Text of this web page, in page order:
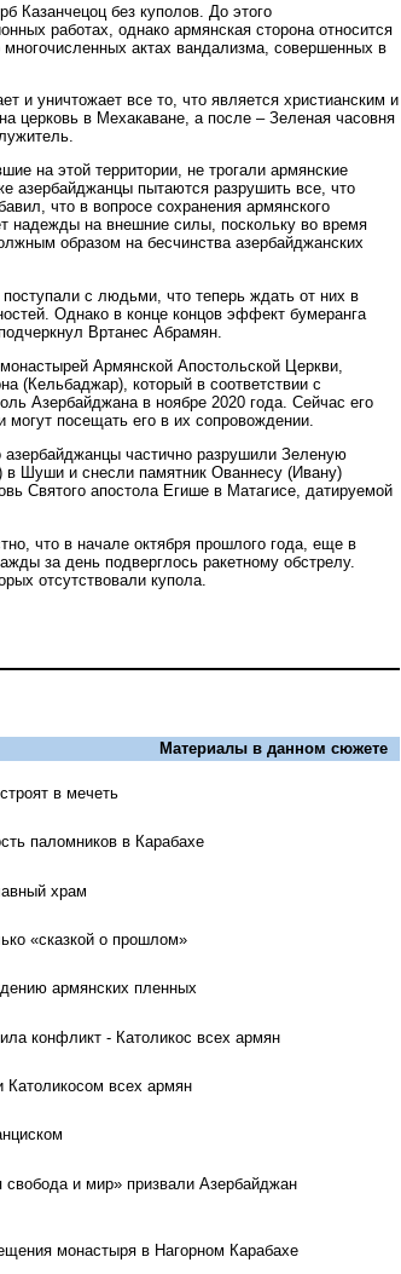
Казанчецоц без куполов. До этого
работах, однако армянская сторона относится
актах вандализма, совершенных в
и уничтожает все то, что является христианским и
церковь в Мехакаване, а после – Зеленая часовня
на этой территории, не трогали армянские
азербайджанцы пытаются разрушить все, что
что в вопросе сохранения армянского
надежды на внешние силы, поскольку во время
образом на бесчинства азербайджанских
с людьми, что теперь ждать от них в
Однако в конце концов эффект бумеранга
Вртанес Абрамян.
Армянской Апостольской Церкви,
(Кельбаджар), который в соответствии с
Азербайджана в ноябре 2020 года. Сейчас его
посещать его в их сопровождении.
азербайджанцы частично разрушили Зеленую
Шуши и снесли памятник Ованнесу (Ивану)
Святого апостола Егише в Матагисе, датируемой
что в начале октября прошлого года, еще в
за день подверглось ракетному обстрелу.
отсутствовали купола.
Материалы в данном сюжете
в мечеть
паломников в Карабахе
храм
«сказкой о прошлом»
армянских пленных
конфликт - Католикос всех армян
Католикосом всех армян
и мир» призвали Азербайджан
монастыря в Нагорном Карабахе